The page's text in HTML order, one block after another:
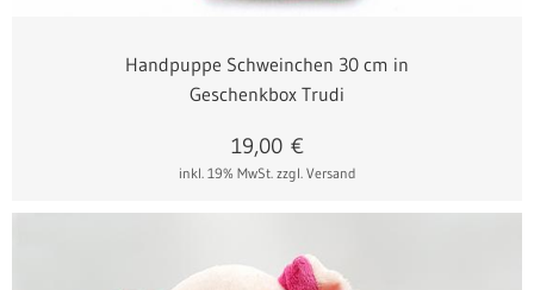
Handpuppe Schweinchen 30 cm in
Geschenkbox Trudi
inkl. 19% MwSt. zzgl. Versand
19,00€